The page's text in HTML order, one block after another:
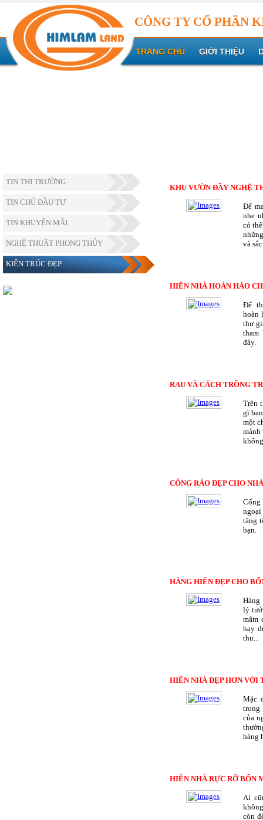
CÔNG TY CỔ PHẦN
TRANG CHỦ GIỚI THIỆU
TIN THỊ TRƯỜNG
TIN CHỦ ĐẦU TƯ
TIN KHUYẾN MÃI
NGHỆ THUẬT PHONG THỦY
KIẾN TRÚC ĐẸP
KHU VƯỜN ĐẦY NGHỆ
Để
nhẹ
có
và
HIÊN NHÀ HOÀN HẢO
Để
hoàn
thư
tham
đây.
RAU VÀ CÁCH TRỒNG
Trên
gì
một
mảnh
CỔNG RÀO ĐẸP CHO
ngoại
tăng
bạn.
HÀNG HIÊN ĐẸP CHO
lý
mâm
hay
thu...
HIÊN NHÀ ĐẸP HƠN VỚI
Mặc
của
hàng
HIÊN NHÀ RỰC RỠ BỐN
Ai
còn